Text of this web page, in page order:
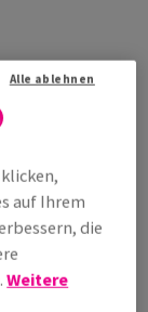
weiss,
80g/m2,
Credit
weiterempfehlen
auf Ihrem
die
Weitere
Alle ablehnen